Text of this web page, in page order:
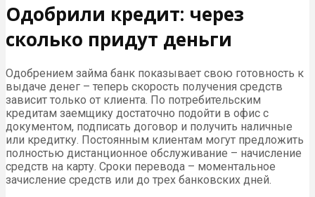
Одобрили кредит: через
сколько придут деньги
Одобрением займа банк показывает свою готовность к
выдаче денег – теперь скорость получения средств
зависит только от клиента. По потребительским
кредитам заемщику достаточно подойти в офис с
документом, подписать договор и получить наличные
или кредитку. Постоянным клиентам могут предложить
полностью дистанционное обслуживание – начисление
средств на карту. Сроки перевода – моментальное
зачисление средств или до трех банковских дней.